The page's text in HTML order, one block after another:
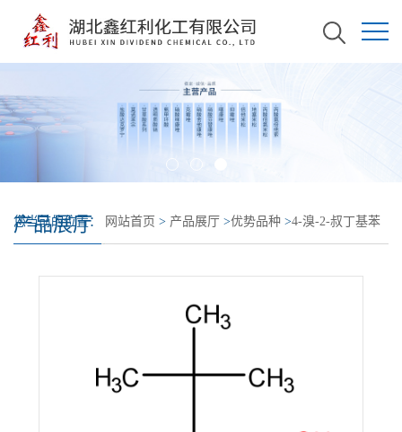
产品展厅
您当前的位置： 网站首页 > 产品展厅 >优势品种 >4-溴-2-叔丁基苯